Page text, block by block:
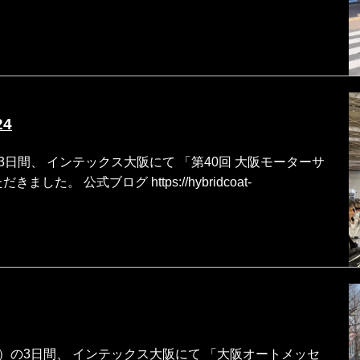
間、 インテックス大阪にて 「第40回 大阪モーターサ
きました。 公式ブログ https://hybridcoat-
の3日間、 インテックス大阪にて 「大阪オートメッセ